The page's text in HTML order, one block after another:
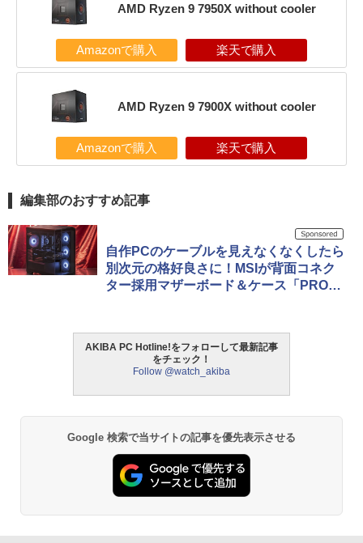
AMD Ryzen 9 7950X without cooler
Amazonで購入 楽天で購入
AMD Ryzen 9 7900X without cooler
Amazonで購入 楽天で購入
編集部のおすすめ記事
自作PCのケーブルを見えなくなくしたら
別次元の格好良さに！MSIが背面コネク
ター採用マザーボード＆ケース「PROJE
AKIBA PC Hotline!をフォローして最新記事
をチェック！
Follow @watch_akiba
Google 検索で当サイトの記事を優先表示させる